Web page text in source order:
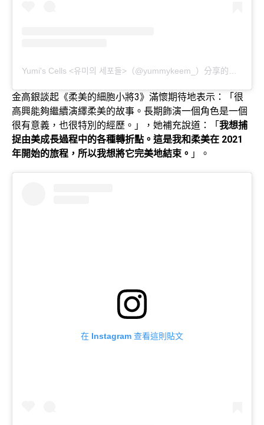
金高銀談起《柔美的細胞小將3》滿懷期待地表示：「很
高興能夠繼續演繹柔美的故事。長期飾演一個角色是一個
很有意義，也很特別的經歷。」，她補充說道：「 我想捕
捉由美成長過程中的各種轉折點。這是我和柔美在 2021
年開始的旅程，所以我想將它完美地結束。 」。
在 Instagram 查看這則貼文